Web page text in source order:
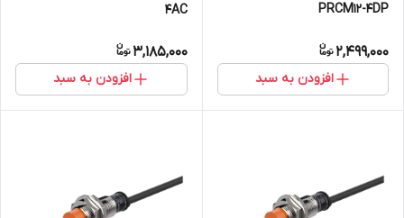
PRCM12-4DP
2,499,000
افزودن به سبد
4AC
3,185,000
افزودن به سبد